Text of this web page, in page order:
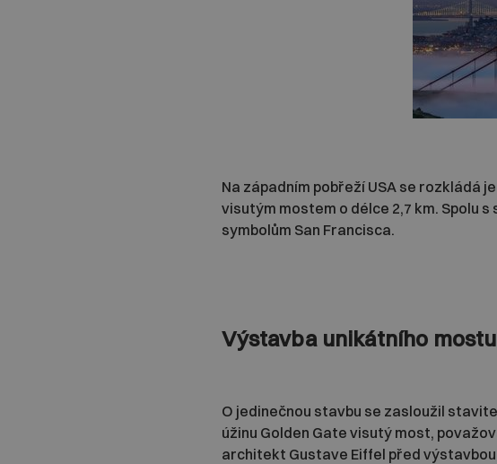
Na západním pobřeží USA se rozkládá
visutým mostem o délce 2,7 km. Spolu
symbolům San Francisca.
Výstavba unikátního
O jedinečnou stavbu se zasloužil
úžinu Golden Gate visutý most,
architekt Gustave Eiffel před